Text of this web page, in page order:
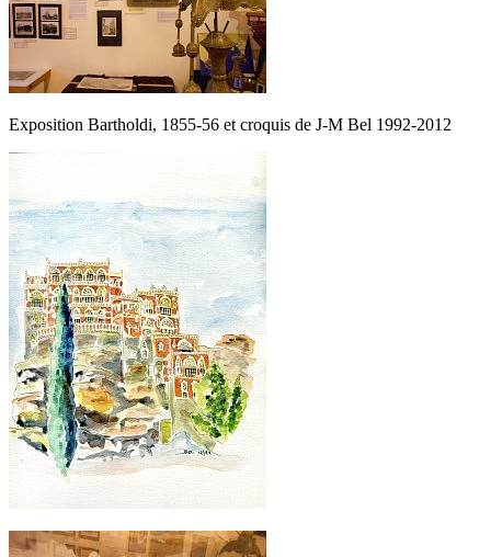
Exposition Bartholdi, 1855-56 et croquis de J-M Bel 1992-2012